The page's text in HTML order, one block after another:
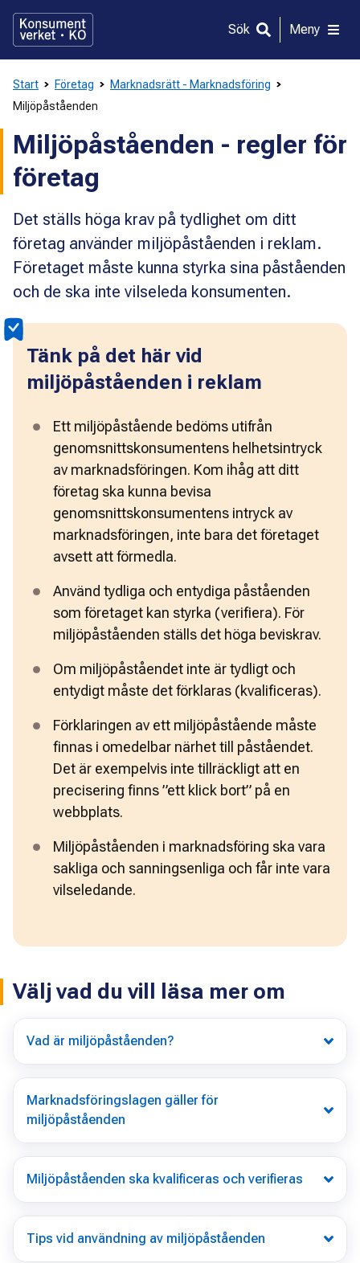
direkt
innehållet
Sök Meny
Start Företag
Marknadsrätt - Marknadsföring
Miljöpåståenden
Miljöpåståenden - regler för
företag
Det ställs höga krav på tydlighet om ditt
företag använder miljöpåståenden i reklam.
Företaget måste kunna styrka sina påståenden
och de ska inte vilseleda konsumenten.
Tänk på det här vid
miljöpåståenden i reklam
Ett miljöpåstående bedöms utifrån
genomsnittskonsumentens helhetsintryck
av marknadsföringen. Kom ihåg att ditt
företag ska kunna bevisa
genomsnittskonsumentens intryck av
marknadsföringen, inte bara det företaget
avsett att förmedla.
Använd tydliga och entydiga påståenden
som företaget kan styrka (verifiera). För
miljöpåståenden ställs det höga beviskrav.
Om miljöpåståendet inte är tydligt och
entydigt måste det förklaras (kvalificeras).
Förklaringen av ett miljöpåstående måste
finnas i omedelbar närhet till påståendet.
Det är exempelvis inte tillräckligt att en
precisering finns ”ett klick bort” på en
webbplats.
Miljöpåståenden i marknadsföring ska vara
sakliga och sanningsenliga och får inte vara
vilseledande.
Välj vad du vill läsa mer om
Vad är miljöpåståenden?
Marknadsföringslagen gäller för
miljöpåståenden
Miljöpåståenden ska kvalificeras och verifieras
Tips vid användning av miljöpåståenden